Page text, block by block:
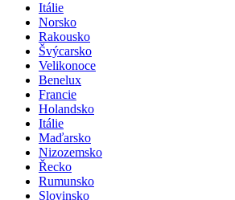
Itálie
Norsko
Rakousko
Švýcarsko
Velikonoce
Benelux
Francie
Holandsko
Itálie
Maďarsko
Nizozemsko
Řecko
Rumunsko
Slovinsko